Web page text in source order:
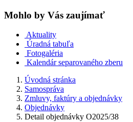
Mohlo by Vás zaujímať
Aktuality
Úradná tabuľa
Fotogaléria
Kalendár separovaného zberu
Úvodná stránka
Samospráva
Zmluvy, faktúry a objednávky
Objednávky
Detail objednávky O2025/38